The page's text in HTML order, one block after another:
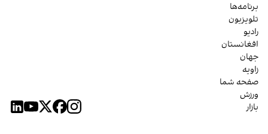
برنامه‌ها
تلویزیون
رادیو
افغانستان
جهان
زاویه
صفحه شما
ورزش
بازار